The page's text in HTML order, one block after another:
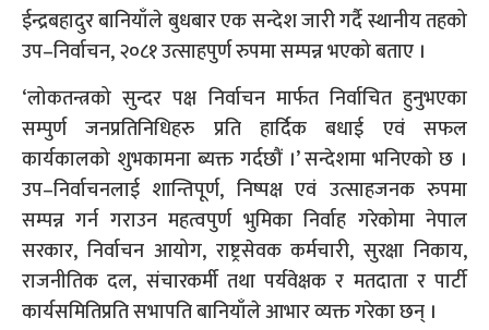
ईन्द्रबहादुर बानियाँले बुधबार एक सन्देश जारी गर्दै स्थानीय तहको
उप–निर्वाचन, २०८१ उत्साहपुर्ण रुपमा सम्पन्न भएको बताए ।
‘लोकतन्त्रको सुन्दर पक्ष निर्वाचन मार्फत निर्वाचित हुनुभएका
सम्पुर्ण जनप्रतिनिधिहरु प्रति हार्दिक बधाई एवं सफल
कार्यकालको शुभकामना ब्यक्त गर्दछौं ।’ सन्देशमा भनिएको छ ।
उप–निर्वाचनलाई शान्तिपूर्ण, निष्पक्ष एवं उत्साहजनक रुपमा
सम्पन्न गर्न गराउन महत्वपुर्ण भुमिका निर्वाह गरेकोमा नेपाल
सरकार, निर्वाचन आयोग, राष्ट्रसेवक कर्मचारी, सुरक्षा निकाय,
राजनीतिक दल, संचारकर्मी तथा पर्यवेक्षक र मतदाता र पार्टी
कार्यसमितिप्रति सभापति बानियाँले आभार व्यक्त गरेका छन् ।